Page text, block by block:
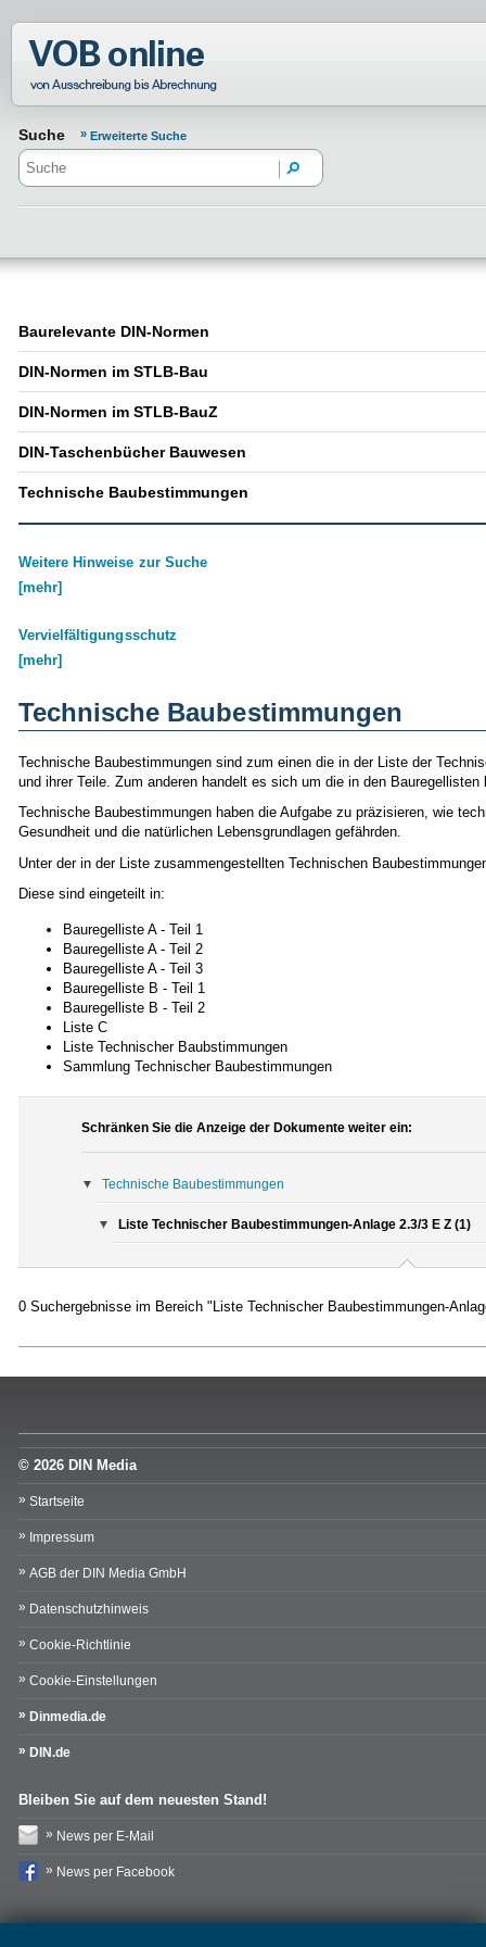
Normenportal Barrierefreiheit
Suche Erweiterte Suche
Baurelevante DIN-Normen
DIN-Normen im STLB-Bau
DIN-Normen im STLB-BauZ
DIN-Taschenbücher Bauwesen
Technische Baubestimmungen
Weitere Hinweise zur Suche
[mehr]
Vervielfältigungsschutz
[mehr]
Technische Baubestimmungen
Technische Baubestimmungen sind zum einen die in der Liste der
und ihrer Teile. Zum anderen handelt es sich um die in den
Technische Baubestimmungen haben die Aufgabe zu präzisieren, wie
Gesundheit und die natürlichen Lebensgrundlagen gefährden.
Unter der in der Liste zusammengestellten Technischen
Diese sind eingeteilt in:
Bauregelliste A - Teil 1
Bauregelliste A - Teil 2
Bauregelliste A - Teil 3
Bauregelliste B - Teil 1
Bauregelliste B - Teil 2
Liste C
Liste Technischer Baubstimmungen
Sammlung Technischer Baubestimmungen
Schränken Sie die Anzeige der Dokumente weiter ein:
Technische Baubestimmungen
Liste Technischer Baubestimmungen-Anlage 2.3/3 E Z (1)
0 Suchergebnisse im Bereich "Liste Technischer Baubestimmungen-
© 2026 DIN Media
Startseite
Impressum
AGB der DIN Media GmbH
Datenschutzhinweis
Cookie-Richtlinie
Cookie-Einstellungen
Dinmedia.de
DIN.de
Bleiben Sie auf dem neuesten Stand!
News per E-Mail
News per Facebook